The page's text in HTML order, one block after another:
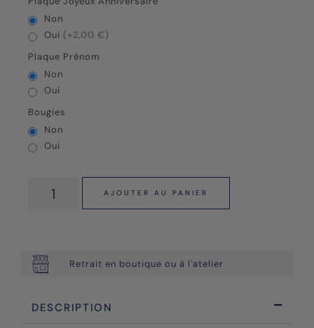
Non
Oui (+2,00 €)
Plaque Prénom
Non
Oui
Bougies
Non
Oui
AJOUTER AU PANIER
Retrait en boutique ou à l'atelier
DESCRIPTION